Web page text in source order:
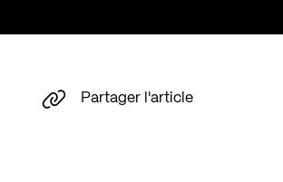
Partager l'article